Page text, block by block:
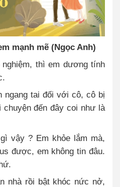
mạnh mẽ (Ngọc Anh)
thì em dương tính
ngang tai đối với cô, cô bị
chuyện đến đây coi như là
vậy ? Em khỏe lắm mà,
được, em không tin đâu.
nhà rồi bật khóc nức nở,